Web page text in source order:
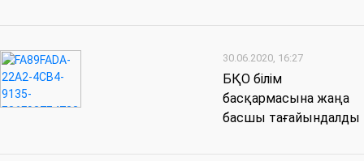
30.06.2020, 16:27
БҚО білім
басқармасына жаңа
басшы тағайындалды